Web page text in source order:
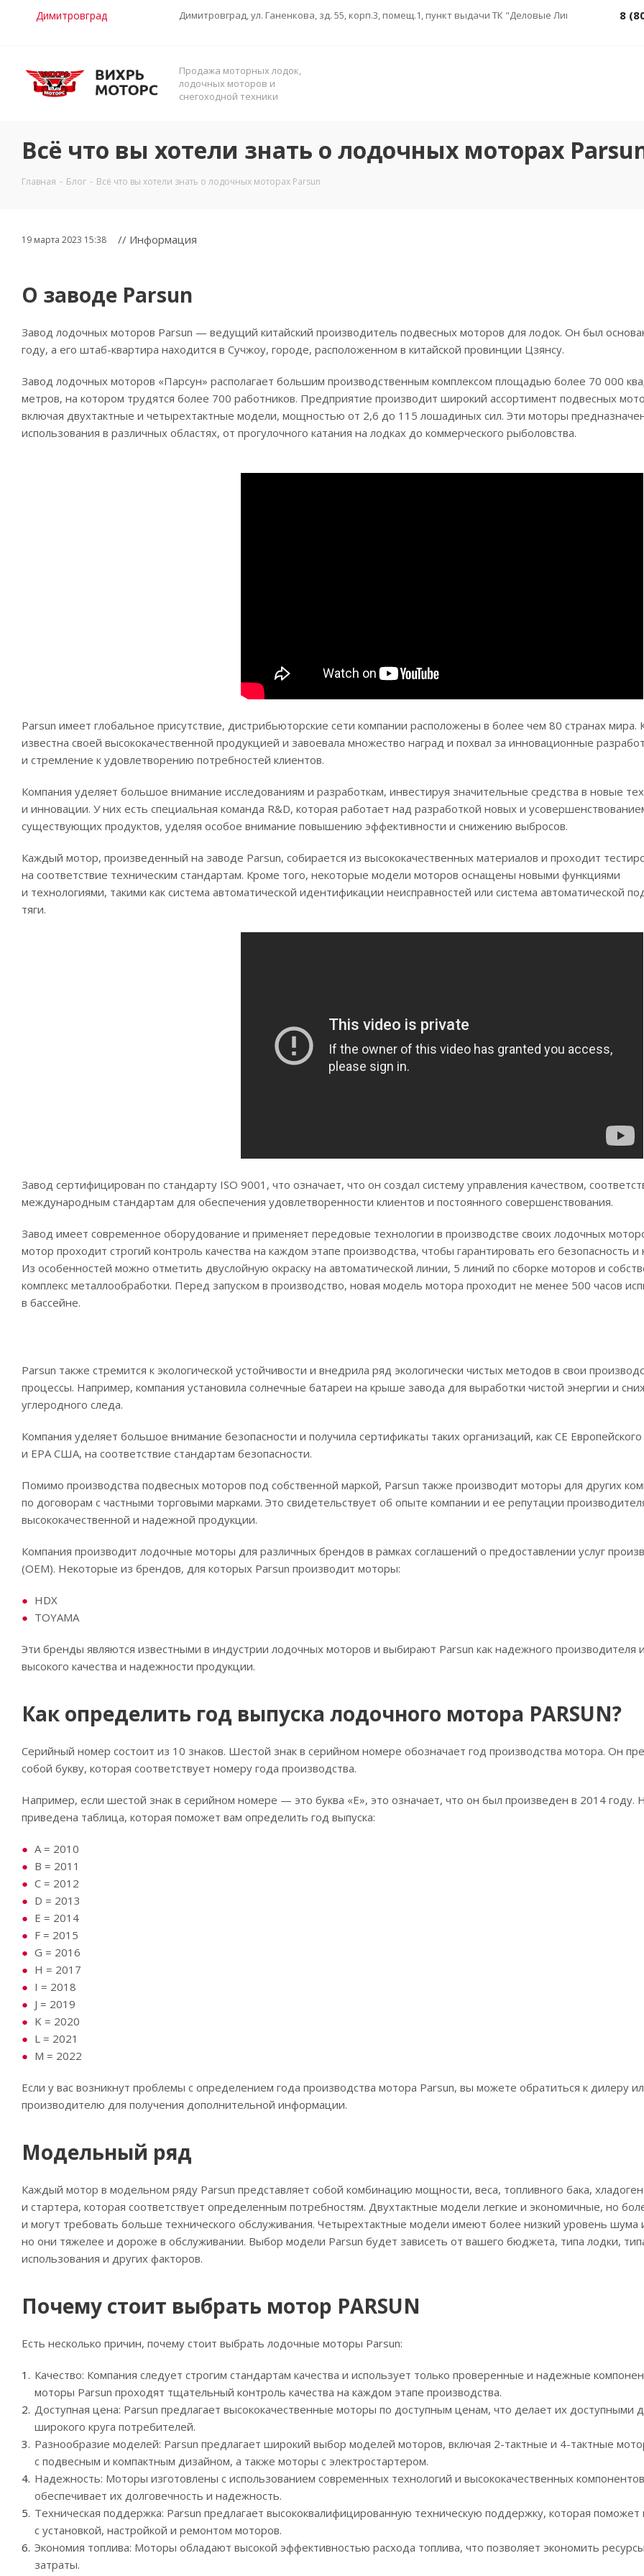
Димитровград Димитровград, ул. Ганенкова, зд. 55, корп.3, помещ.1, пункт выдачи ТК "Деловые Линии" 8
Продажа моторных лодок,
лодочных моторов и
снегоходной техники
Всё что вы хотели знать о лодочных моторах
Главная - Блог - Всё что вы хотели знать о лодочных моторах Parsun
19 марта 2023 15:38 // Информация
О заводе Parsun
Завод лодочных моторов Parsun — ведущий китайский производитель подвесных моторов для лодок. Он был
году, а его штаб-квартира находится в Сучжоу, городе, расположенном в китайской провинции Цзянсу.
Завод лодочных моторов «Парсун» располагает большим производственным комплексом площадью более 70 000
метров, на котором трудятся более 700 работников. Предприятие производит широкий ассортимент подвесных
включая двухтактные и четырехтактные модели, мощностью от 2,6 до 115 лошадиных сил. Эти моторы
использования в различных областях, от прогулочного катания на лодках до коммерческого рыболовства.
Parsun имеет глобальное присутствие, дистрибьюторские сети компании расположены в более чем 80 странах мира.
известна своей высококачественной продукцией и завоевала множество наград и похвал за инновационные
и стремление к удовлетворению потребностей клиентов.
Компания уделяет большое внимание исследованиям и разработкам, инвестируя значительные средства в новые
и инновации. У них есть специальная команда R&D, которая работает над разработкой новых и
существующих продуктов, уделяя особое внимание повышению эффективности и снижению выбросов.
Каждый мотор, произведенный на заводе Parsun, собирается из высококачественных материалов и проходит
на соответствие техническим стандартам. Кроме того, некоторые модели моторов оснащены новыми функциями
и технологиями, такими как система автоматической идентификации неисправностей или система автоматической
тяги.
Завод сертифицирован по стандарту ISO 9001, что означает, что он создал систему управления качеством,
международным стандартам для обеспечения удовлетворенности клиентов и постоянного совершенствования.
Завод имеет современное оборудование и применяет передовые технологии в производстве своих лодочных
мотор проходит строгий контроль качества на каждом этапе производства, чтобы гарантировать его безопасность
Из особенностей можно отметить двуслойную окраску на автоматической линии, 5 линий по сборке моторов и
комплекс металлообработки. Перед запуском в производство, новая модель мотора проходит не менее 500 часов
в бассейне.
Parsun также стремится к экологической устойчивости и внедрила ряд экологически чистых методов в свои
процессы. Например, компания установила солнечные батареи на крыше завода для выработки чистой энергии и
углеродного следа.
Компания уделяет большое внимание безопасности и получила сертификаты таких организаций, как CE
и EPA США, на соответствие стандартам безопасности.
Помимо производства подвесных моторов под собственной маркой, Parsun также производит моторы для других
по договорам с частными торговыми марками. Это свидетельствует об опыте компании и ее репутации
высококачественной и надежной продукции.
Компания производит лодочные моторы для различных брендов в рамках соглашений о предоставлении услуг
(OEM). Некоторые из брендов, для которых Parsun производит моторы:
HDX
TOYAMA
Эти бренды являются известными в индустрии лодочных моторов и выбирают Parsun как надежного производителя
высокого качества и надежности продукции.
Как определить год выпуска лодочного мотора PARSUN?
Серийный номер состоит из 10 знаков. Шестой знак в серийном номере обозначает год производства мотора. Он
собой букву, которая соответствует номеру года производства.
Например, если шестой знак в серийном номере — это буква «E», это означает, что он был произведен в 2014 году.
приведена таблица, которая поможет вам определить год выпуска:
A = 2010
B = 2011
C = 2012
D = 2013
E = 2014
F = 2015
G = 2016
H = 2017
I = 2018
J = 2019
K = 2020
L = 2021
M = 2022
Если у вас возникнут проблемы с определением года производства мотора Parsun, вы можете обратиться к дилеру
производителю для получения дополнительной информации.
Модельный ряд
Каждый мотор в модельном ряду Parsun представляет собой комбинацию мощности, веса, топливного бака,
и стартера, которая соответствует определенным потребностям. Двухтактные модели легкие и экономичные, но
и могут требовать больше технического обслуживания. Четырехтактные модели имеют более низкий уровень шума
но они тяжелее и дороже в обслуживании. Выбор модели Parsun будет зависеть от вашего бюджета, типа лодки,
использования и других факторов.
Почему стоит выбрать мотор PARSUN
Есть несколько причин, почему стоит выбрать лодочные моторы Parsun:
Качество: Компания следует строгим стандартам качества и использует только проверенные и надежные
моторы Parsun проходят тщательный контроль качества на каждом этапе производства.
Доступная цена: Parsun предлагает высококачественные моторы по доступным ценам, что делает их доступными
широкого круга потребителей.
Разнообразие моделей: Parsun предлагает широкий выбор моделей моторов, включая 2-тактные и 4-тактные
с подвесным и компактным дизайном, а также моторы с электростартером.
Надежность: Моторы изготовлены с использованием современных технологий и высококачественных
обеспечивает их долговечность и надежность.
Техническая поддержка: Parsun предлагает высококвалифицированную техническую поддержку, которая поможет
с установкой, настройкой и ремонтом моторов.
Экономия топлива: Моторы обладают высокой эффективностью расхода топлива, что позволяет экономить
затраты.